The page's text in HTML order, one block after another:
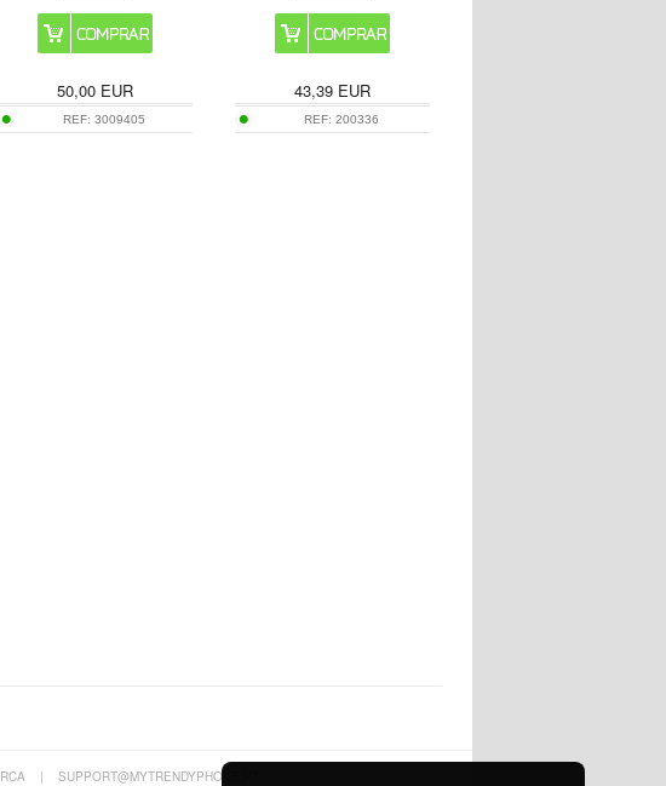
50,00 EUR
REF:3009405
43,39 EUR
REF:200336
| SUPPORT@MYTRENDYPHONE.PT